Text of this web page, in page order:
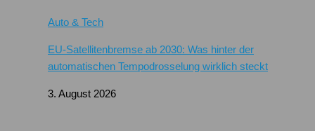
Auto & Tech
EU-Satellitenbremse ab 2030: Was hinter der
automatischen Tempodrosselung wirklich steckt
3. August 2026